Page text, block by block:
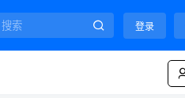
登录